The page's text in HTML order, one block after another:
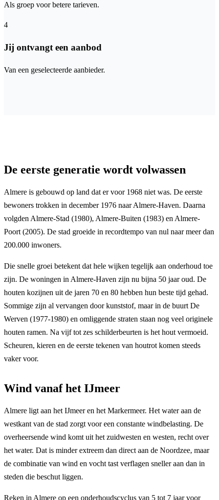
Als groep voor betere tarieven.
4
Jij ontvangt een aanbod
Van een geselecteerde aanbieder.
De eerste generatie wordt volwassen
Almere is gebouwd op land dat er voor 1968 niet was. De eerste
bewoners trokken in december 1976 naar Almere-Haven. Daarna
volgden Almere-Stad (1980), Almere-Buiten (1983) en Almere-
Poort (2005). De stad groeide in recordtempo van nul naar meer dan
200.000 inwoners.
Die snelle groei betekent dat hele wijken tegelijk aan onderhoud toe
zijn. De woningen in Almere-Haven zijn nu bijna 50 jaar oud. De
houten kozijnen uit de jaren 70 en 80 hebben hun beste tijd gehad.
Sommige zijn al vervangen door kunststof, maar in de buurt De
Werven (1977-1980) en omliggende straten staan nog veel originele
houten ramen. Na vijf tot zes schilderbeurten is het hout vermoeid.
Scheuren, kieren en de eerste tekenen van houtrot komen steeds
vaker voor.
Wind vanaf het IJmeer
Almere ligt aan het IJmeer en het Markermeer. Het water aan de
westkant van de stad zorgt voor een constante windbelasting. De
overheersende wind komt uit het zuidwesten en westen, recht over
het water. Dat is minder extreem dan direct aan de Noordzee, maar
de combinatie van wind en vocht tast verflagen sneller aan dan in
steden die beschut liggen.
Reken in Almere op een onderhoudscyclus van 5 tot 7 jaar voor